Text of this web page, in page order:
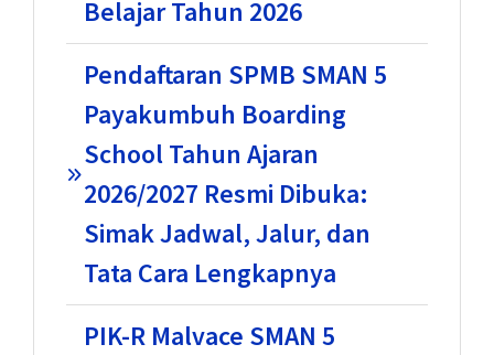
Belajar Tahun 2026
Pendaftaran SPMB SMAN 5
Payakumbuh Boarding
School Tahun Ajaran
2026/2027 Resmi Dibuka:
Simak Jadwal, Jalur, dan
Tata Cara Lengkapnya
PIK-R Malvace SMAN 5